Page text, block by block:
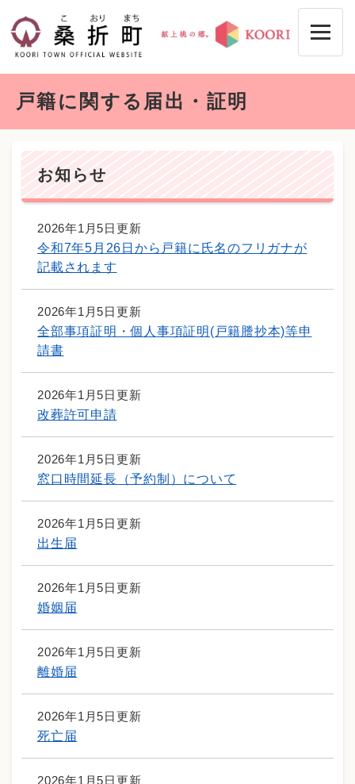
先
戸籍に関する届出・証明
お知らせ
2026年1月5日更新
令和7年5月26日から戸籍に氏名のフリガナが
記載されます
2026年1月5日更新
全部事項証明・個人事項証明(戸籍謄抄本)等申
請書
2026年1月5日更新
改葬許可申請
2026年1月5日更新
窓口時間延長（予約制）について
2026年1月5日更新
出生届
2026年1月5日更新
婚姻届
2026年1月5日更新
離婚届
2026年1月5日更新
死亡届
2026年1月5日更新